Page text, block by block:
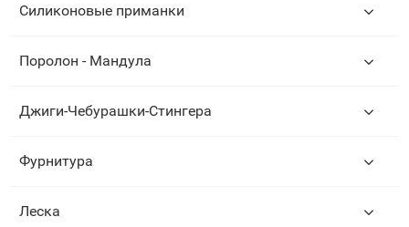
Силиконовые приманки
Поролон - Мандула
Джиги-Чебурашки-Стингера
Фурнитура
Леска